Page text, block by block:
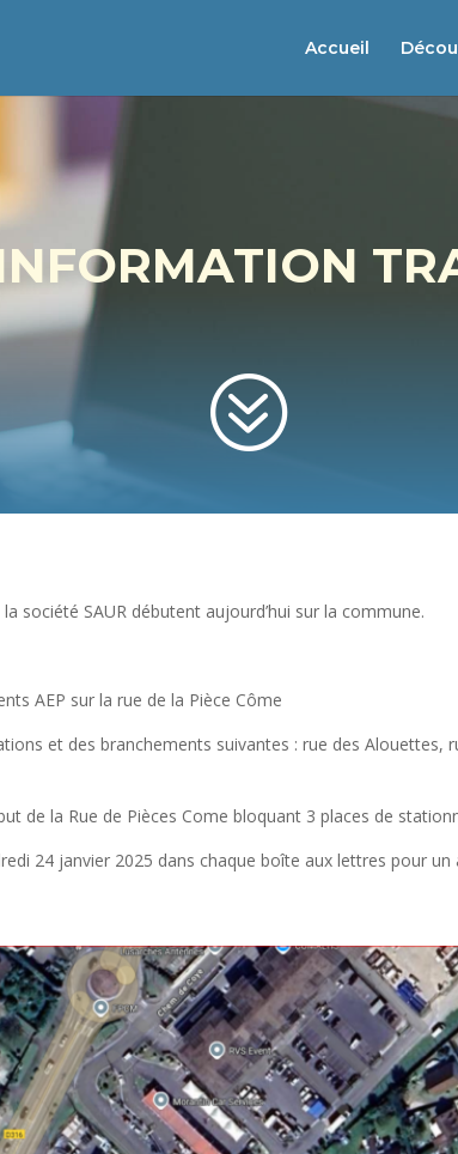
Accueil
?
société SAUR débutent aujourd’hui sur la commune.
AEP sur la rue de la Pièce Côme
et des branchements suivantes : rue des Alouettes,
de la Rue de Pièces Come bloquant 3 places de
24 janvier 2025 dans chaque boîte aux lettres pour